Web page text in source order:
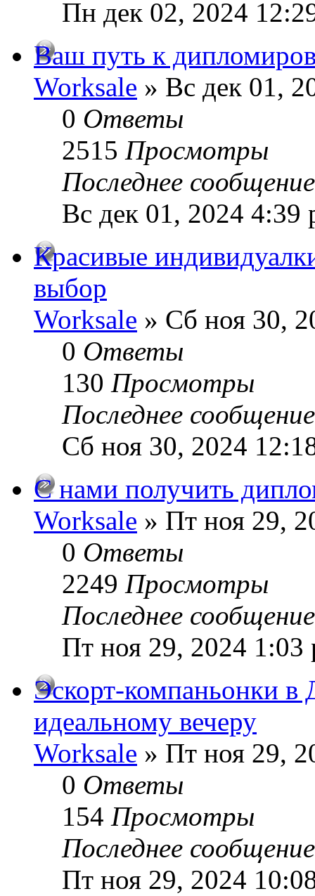
Пн дек 02, 2024
Ваш путь к
Worksale » Вс дек 01,
0 Ответы
2515 Просмотры
Последнее
Вс дек 01, 2024 4:39
Красивые
выбор
Worksale » Сб ноя 30,
0 Ответы
130 Просмотры
Последнее
Сб ноя 30, 2024
С нами получить
Worksale » Пт ноя 29,
0 Ответы
2249 Просмотры
Последнее
Пт ноя 29, 2024 1:03
Эскорт-компаньонки
идеальному вечеру
Worksale » Пт ноя 29,
0 Ответы
154 Просмотры
Последнее
Пт ноя 29, 2024